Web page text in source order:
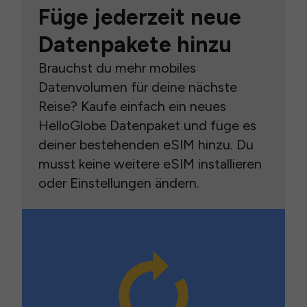
Füge jederzeit neue
Datenpakete hinzu
Brauchst du mehr mobiles
Datenvolumen für deine nächste
Reise? Kaufe einfach ein neues
HelloGlobe Datenpaket und füge es
deiner bestehenden eSIM hinzu. Du
musst keine weitere eSIM installieren
oder Einstellungen ändern.